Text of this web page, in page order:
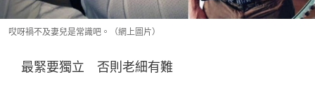
哎呀禍不及妻兒是常識吧。（網上圖片）
最緊要獨立　否則老細有難